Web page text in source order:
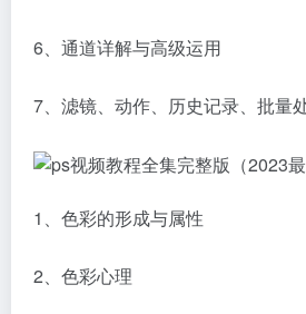
6、通道详解与高级运用
7、滤镜、动作、历史记录、批量
1、色彩的形成与属性
2、色彩心理